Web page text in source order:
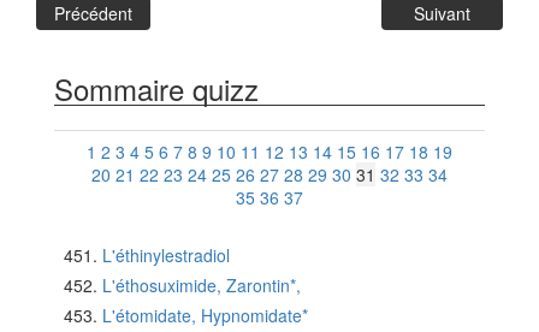
Précédent Suivant
Sommaire quizz
1 2 3 4 5 6 7 8 9 10 11 12 13 14 15 16 17 18 19
20 21 22 23 24 25 26 27 28 29 30 31 32 33 34
35 36 37
L'éthinylestradiol
L'éthosuximide, Zarontin*,
L'étomidate, Hypnomidate*